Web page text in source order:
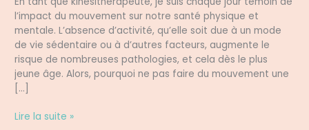
l’impact du mouvement sur notre santé physique et
mentale. L’absence d’activité, qu’elle soit due à un mode
de vie sédentaire ou à d’autres facteurs, augmente le
risque de nombreuses pathologies, et cela dès le plus
jeune âge. Alors, pourquoi ne pas faire du mouvement une
[…]
d’une
bonne
santé
Lire la suite »